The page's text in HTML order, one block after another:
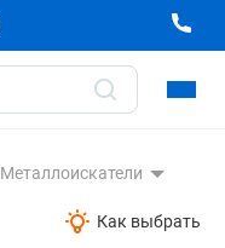
Металлоискатели
Как выбрать